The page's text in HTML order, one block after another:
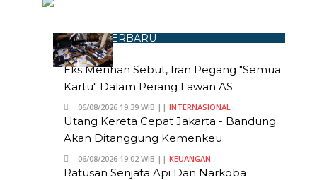
BERITA TERBARU
Eks Menhan Sebut, Iran Pegang "Semua
Kartu" Dalam Perang Lawan AS
06/08/2026 19:39 WIB || INTERNASIONAL
Utang Kereta Cepat Jakarta - Bandung
Akan Ditanggung Kemenkeu
06/08/2026 19:02 WIB || KEUANGAN
Ratusan Senjata Api Dan Narkoba